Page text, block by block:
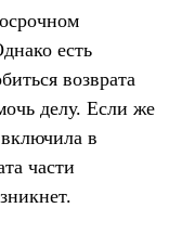
есть
возврата
делу. Если же
в
части